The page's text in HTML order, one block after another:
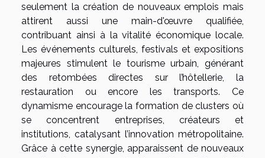
seulement la création de nouveaux emplois mais
attirent aussi une main-d'œuvre qualifiée,
contribuant ainsi à la vitalité économique locale.
Les événements culturels, festivals et expositions
majeures stimulent le tourisme urbain, générant
des retombées directes sur l’hôtellerie, la
restauration ou encore les transports. Ce
dynamisme encourage la formation de clusters où
se concentrent entreprises, créateurs et
institutions, catalysant l’innovation métropolitaine.
Grâce à cette synergie, apparaissent de nouveaux